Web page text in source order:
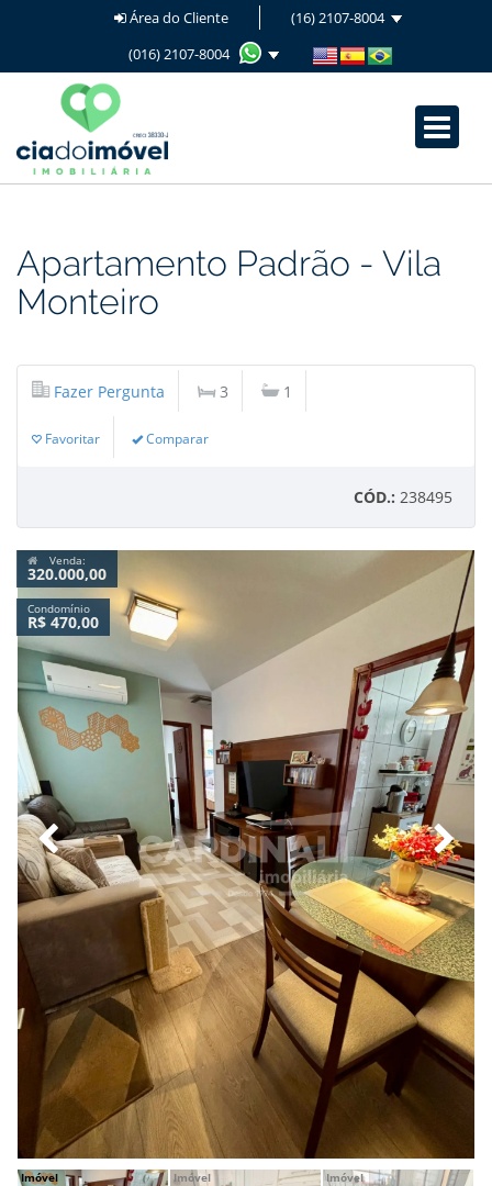
Área do Cliente
(16) 2107-8004
(016) 2107-8004
Apartamento Padrão - Vila
Monteiro
Fazer Pergunta 3 1
Favoritar Comparar
CÓD.: 238495
Venda:
320.000,00
Condomínio
R$ 470,00
Imóvel Imóvel Imóvel